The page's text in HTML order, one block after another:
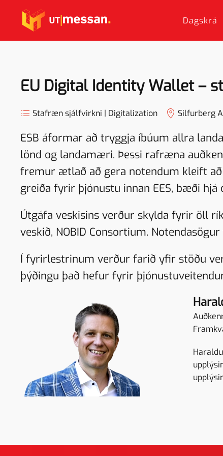
Skip to main content Dagskrá
EU Digital Identity Wallet –
Stafræn sjálfvirkni | Digitalization Silfurberg A
ESB áformar að tryggja íbúum allra
lönd og landamæri. Þessi rafræna
fremur ætlað að gera notendum kleift
greiða fyrir þjónustu innan EES, bæði
Útgáfa veskisins verður skylda fyrir öll
veskið, NOBID Consortium.
Í fyrirlestrinum verður farið yfir stöðu
þýðingu það hefur fyrir